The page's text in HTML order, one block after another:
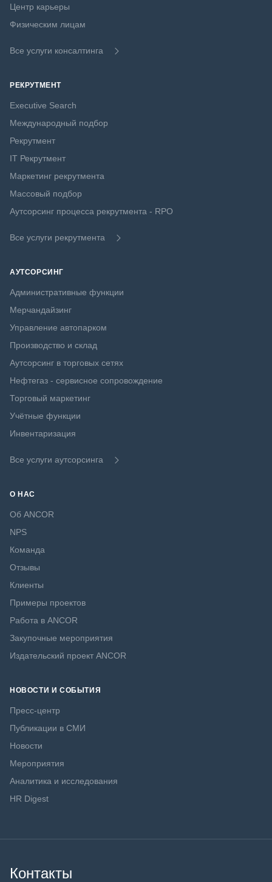
Центр карьеры
Физическим лицам
Все услуги консалтинга
РЕКРУТМЕНТ
Executive Search
Международный подбор
Рекрутмент
IT Рекрутмент
Маркетинг рекрутмента
Массовый подбор
Аутсорсинг процесса рекрутмента - RPO
Все услуги рекрутмента
АУТСОРСИНГ
Административные функции
Мерчандайзинг
Управление автопарком
Производство и склад
Аутсорсинг в торговых сетях
Нефтегаз - сервисное сопровождение
Торговый маркетинг
Учётные функции
Инвентаризация
Все услуги аутсорсинга
О НАС
Об ANCOR
NPS
Команда
Отзывы
Клиенты
Примеры проектов
Работа в ANCOR
Закупочные мероприятия
Издательский проект ANCOR
НОВОСТИ И СОБЫТИЯ
Пресс-центр
Публикации в СМИ
Новости
Мероприятия
Аналитика и исследования
HR Digest
Контакты